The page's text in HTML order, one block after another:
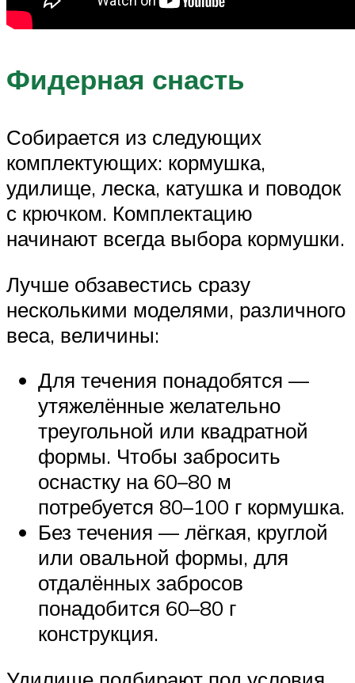
Фидерная снасть
Собирается из следующих
комплектующих: кормушка,
удилище, леска, катушка и поводок
с крючком. Комплектацию
начинают всегда выбора кормушки.
Лучше обзавестись сразу
несколькими моделями, различного
веса, величины:
Для течения понадобятся —
утяжелённые желательно
треугольной или квадратной
формы. Чтобы забросить
оснастку на 60–80 м
потребуется 80–100 г кормушка.
Без течения — лёгкая, круглой
или овальной формы, для
отдалённых забросов
понадобится 60–80 г
конструкция.